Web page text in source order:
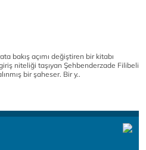
bakış açımı değiştiren bir kitabı
niteliği taşıyan Şehbenderzade Filibeli
bir şaheser. Bir y..